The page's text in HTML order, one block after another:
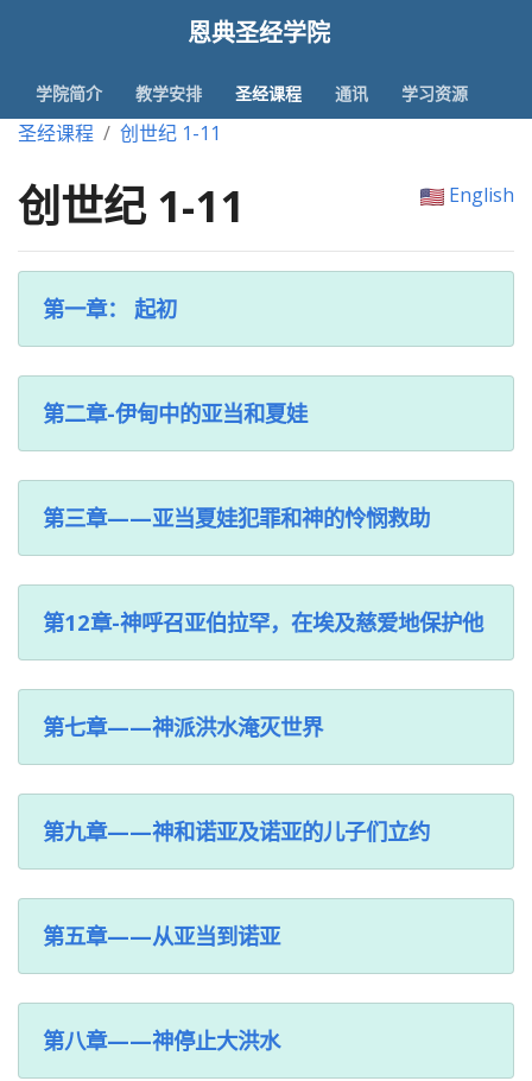
恩典圣经学院
学院简介 教学安排 圣经课程 通讯 学习资源
圣经课程 创世纪 1-11
English
创世纪 1-11
第一章： 起初
第二章-伊甸中的亚当和夏娃
第三章——亚当夏娃犯罪和神的怜悯救助
第12章-神呼召亚伯拉罕，在埃及慈爱地保护他
第七章——神派洪水淹灭世界
第九章——神和诺亚及诺亚的儿子们立约
第五章——从亚当到诺亚
第八章——神停止大洪水